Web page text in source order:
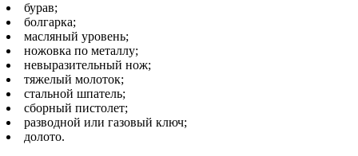
бурав;
болгарка;
масляный уровень;
ножовка по металлу;
невыразительный нож;
тяжелый молоток;
стальной шпатель;
сборный пистолет;
разводной или газовый ключ;
долото.